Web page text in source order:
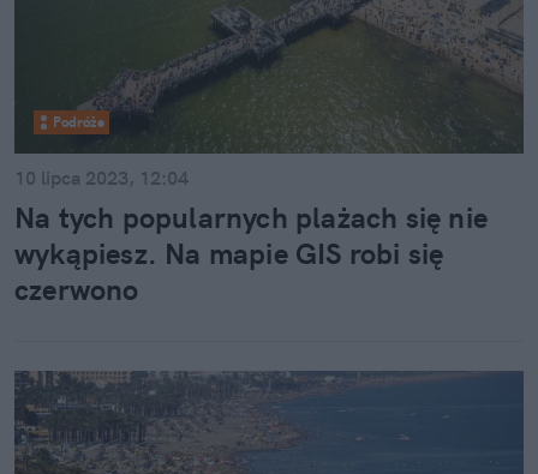
Podróże
10 lipca 2023, 12:04
Na tych popularnych plażach się nie
wykąpiesz. Na mapie GIS robi się
czerwono